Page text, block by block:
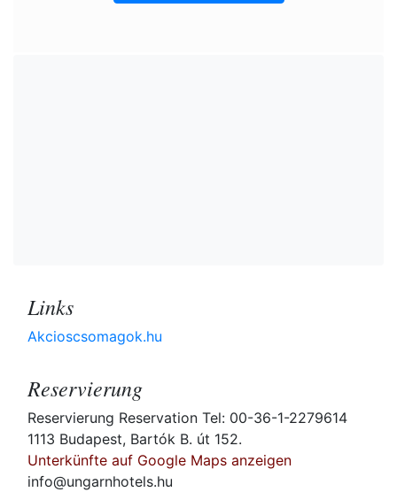
Links
Akcioscsomagok.hu
Reservierung
Reservierung Reservation Tel: 00-36-1-2279614
1113 Budapest, Bartók B. út 152.
Unterkünfte auf Google Maps anzeigen
info@ungarnhotels.hu